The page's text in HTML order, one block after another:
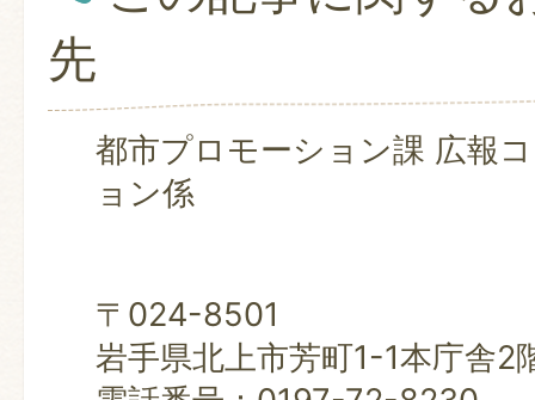
先
都市プロモーション課 広報
ョン係
〒024-8501
岩手県北上市芳町1-1本庁舎2